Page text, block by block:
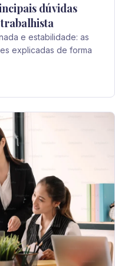
dúvidas
e estabilidade: as
explicadas de forma